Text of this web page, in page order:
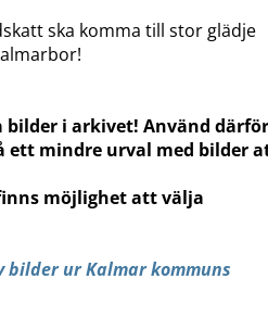
ska komma till stor glädje
bilder i arkivet! Använd därför
mindre urval med bilder
möjlighet att välja
ur Kalmar kommuns